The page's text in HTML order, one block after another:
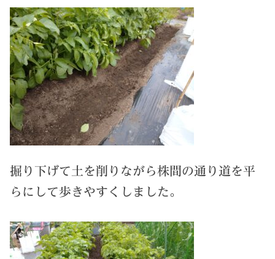
掘り下げて土を削りながら株間の通り道を平
らにして歩きやすくしました。